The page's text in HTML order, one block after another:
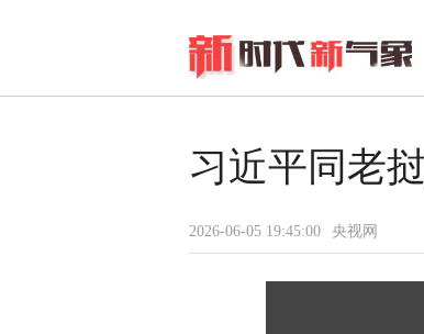
习近平同老
2026-06-05 19:45:00 央视网